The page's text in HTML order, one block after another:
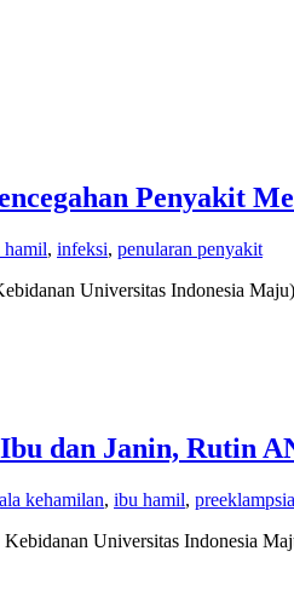
Penyakit
hamil, infeksi, penularan penyakit
Universitas Indonesia
dan Janin, Rutin
kehamilan, ibu hamil, preeklampsia
Universitas Indonesia